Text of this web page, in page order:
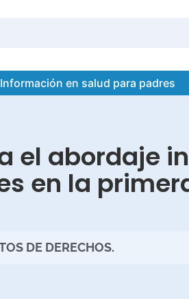
Información en salud para padres
el abordaje
en la
DE DERECHOS.